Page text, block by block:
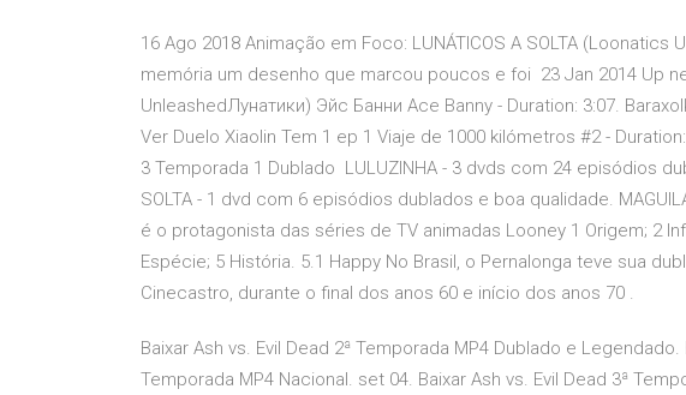
16 Ago 2018 Animação em Foco: LUNÁTICOS A SOLTA (Loonatics
memória um desenho que marcou poucos e foi 23 Jan 2014 Up
UnleashedЛунатики) Эйс Банни Ace Banny - Duration: 3:07.
Ver Duelo Xiaolin Tem 1 ep 1 Viaje de 1000 kilómetros #2 -
3 Temporada 1 Dublado LULUZINHA - 3 dvds com 24 episódios
SOLTA - 1 dvd com 6 episódios dublados e boa qualidade.
é o protagonista das séries de TV animadas Looney 1 Origem; 2
Espécie; 5 História. 5.1 Happy No Brasil, o Pernalonga teve sua
Cinecastro, durante o final dos anos 60 e início dos anos 70 .
Baixar Ash vs. Evil Dead 2ª Temporada MP4 Dublado e
Temporada MP4 Nacional. set 04. Baixar Ash vs. Evil Dead 3ª